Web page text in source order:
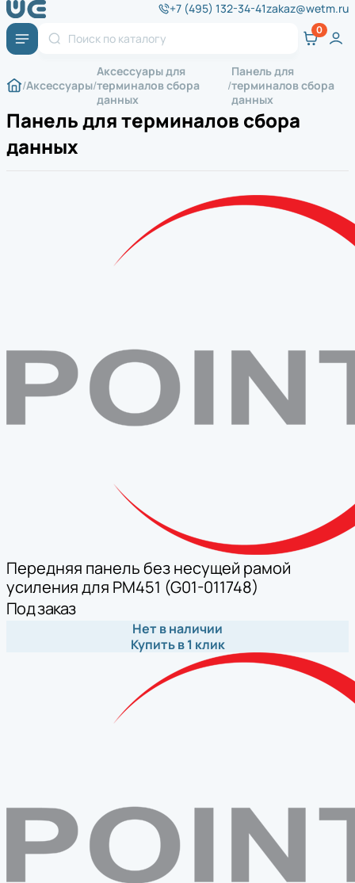
+7 (495) 132-34-41zakaz@wetm.ru
Аксессуары
Аксессуары для
терминалов сбора
данных
Панель для
терминалов сбора
данных
Панель для терминалов сбора
данных
Передняя панель без несущей рамой
усиления для PM451 (G01-011748)
Под заказ
Нет в наличии
Купить в 1 клик